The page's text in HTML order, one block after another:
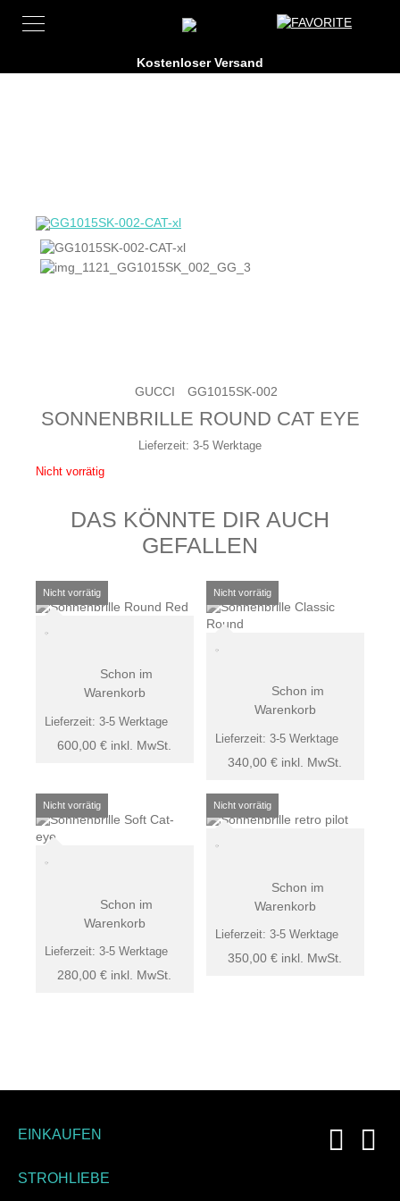
GG1015SK-002
GUCCI
SONNENBRILLE ROUND CAT EYE
Lieferzeit: 3-5 Werktage
Nicht vorrätig
DAS KÖNNTE DIR AUCH
GEFALLEN
600,00 € inkl. MwSt.
Lieferzeit: 3-5 Werktage
Schon im
Warenkorb
340,00€ inkl. MwSt.
Lieferzeit:3-5 Werktage
Schon im
Warenkorb
280,00 € inkl. MwSt.
Lieferzeit: 3-5 Werktage
Schon im
Warenkorb
350,00€ inkl. MwSt.
Lieferzeit:3-5 Werktage
Schon im
Warenkorb
EINKAUFEN
STROHLIEBE